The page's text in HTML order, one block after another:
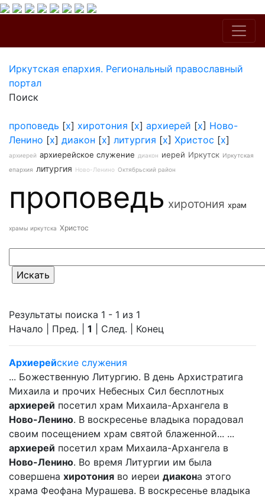
Иркутская епархия. Региональный православный
портал
Поиск
проповедь [x] хиротония [x] архиерей [x] Ново-
Ленино [x] диакон [x] литургия [x] Христос [x]
архиерей архиерейское служение диакон иерей Иркутск Иркутская
епархия литургия Ново-Ленино Октябрьский район
проповедь хиротония храм
храмы иркутска Христос
Результаты поиска 1 - 1 из 1
Начало | Пред. | 1 | След. | Конец
Архиерейские служения
... Божественную Литургию. В день Архистратига
Михаила и прочих Небесных Сил бесплотных
архиерей посетил храм Михаила-Архангела в
Ново-Ленино. В воскресенье владыка порадовал
своим посещением храм святой блаженной... ...
архиерей посетил храм Михаила-Архангела в
Ново-Ленино. Во время Литургии им была
совершена хиротония во иереи диакона этого
храма Феофана Мурашева. В воскресенье владыка